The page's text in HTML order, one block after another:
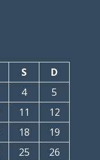
S
D
4
5
11
12
18
19
25
26